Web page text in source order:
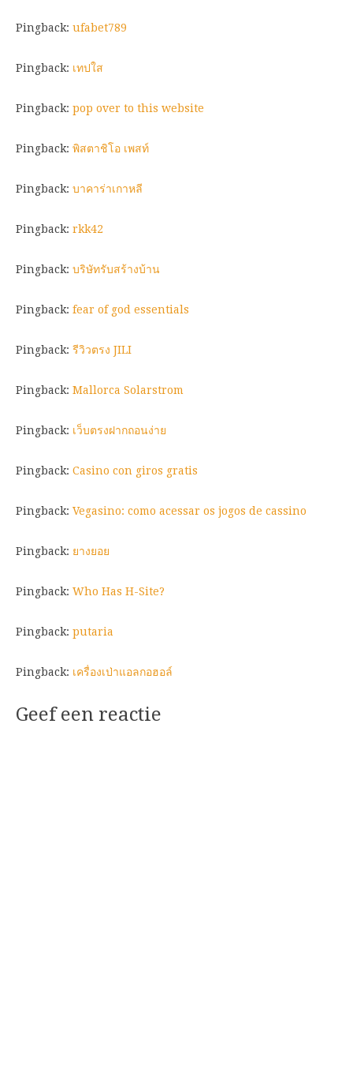
Pingback: ufabet789
Pingback: เทปใส
Pingback: pop over to this website
Pingback: พิสตาชิโอ เพสท์
Pingback: บาคาร่าเกาหลี
Pingback: rkk42
Pingback: บริษัทรับสร้างบ้าน
Pingback: fear of god essentials
Pingback: รีวิวตรง JILI
Pingback: Mallorca Solarstrom
Pingback: เว็บตรงฝากถอนง่าย
Pingback: Casino con giros gratis
Pingback: Vegasino: como acessar os jogos de cassino
Pingback: ยางยอย
Pingback: Who Has H-Site?
Pingback: putaria
Pingback: เครื่องเป่าแอลกอฮอล์
Geef een reactie